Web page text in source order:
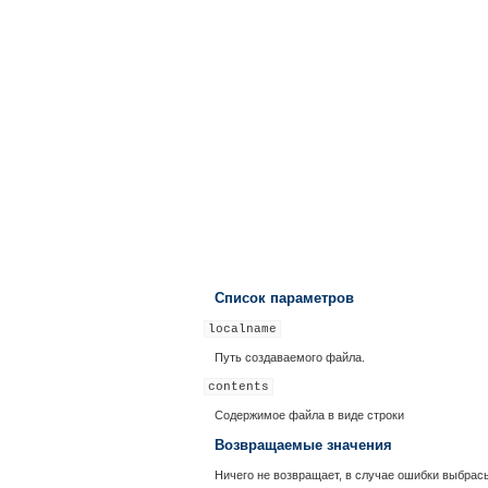
Список параметров
localname
Путь создаваемого файла.
contents
Содержимое файла в виде строки
Возвращаемые значения
Ничего не возвращает, в случае ошибки